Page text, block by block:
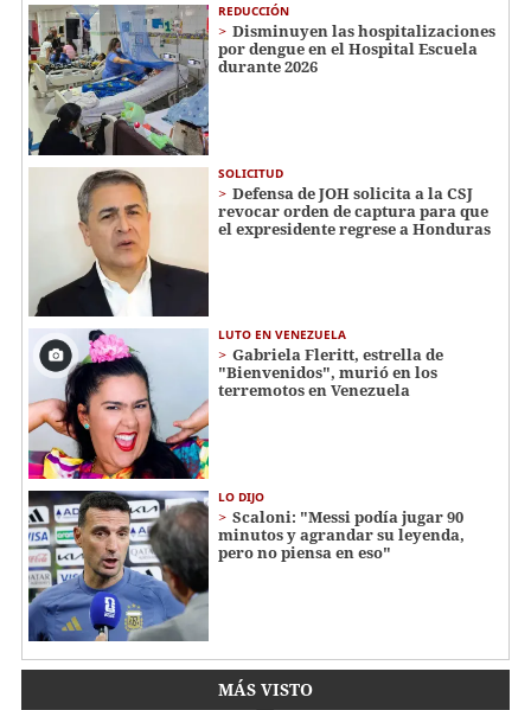
REDUCCIÓN
Disminuyen las hospitalizaciones
por dengue en el Hospital Escuela
durante 2026
SOLICITUD
Defensa de JOH solicita a la CSJ
revocar orden de captura para que
el expresidente regrese a Honduras
LUTO EN VENEZUELA
Gabriela Fleritt, estrella de
"Bienvenidos", murió en los
terremotos en Venezuela
LO DIJO
Scaloni: "Messi podía jugar 90
minutos y agrandar su leyenda,
pero no piensa en eso"
MÁS VISTO